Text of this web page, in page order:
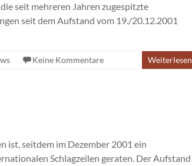
seit mehreren Jahren zugespitzte
seit dem Aufstand vom 19./20.12.2001
Keine Kommentare Weiterlesen
ist, seitdem im Dezember 2001 ein
Schlagzeilen geraten. Der Aufstand